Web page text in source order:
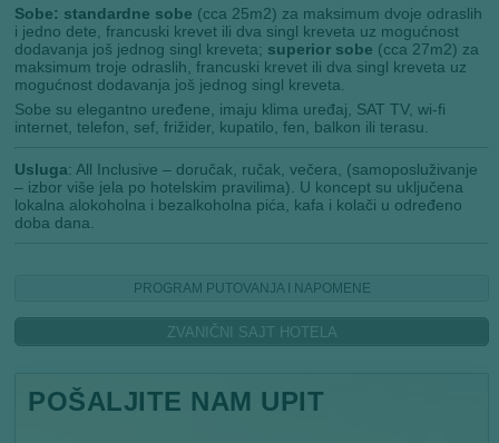
Sobe: standardne sobe (cca 25m2) za maksimum dvoje odraslih
i jedno dete, francuski krevet ili dva singl kreveta uz mogućnost
dodavanja još jednog singl kreveta; superior sobe (cca 27m2) za
maksimum troje odraslih, francuski krevet ili dva singl kreveta uz
mogućnost dodavanja još jednog singl kreveta.
Sobe su elegantno uređene, imaju klima uređaj, SAT TV, wi-fi
internet, telefon, sef, frižider, kupatilo, fen, balkon ili terasu.
Usluga: All Inclusive – doručak, ručak, večera, (samoposluživanje
– izbor više jela po hotelskim pravilima). U koncept su uključena
lokalna alokoholna i bezalkoholna pića, kafa i kolači u određeno
doba dana.
PROGRAM PUTOVANJA I NAPOMENE
ZVANIČNI SAJT HOTELA
POŠALJITE NAM UPIT